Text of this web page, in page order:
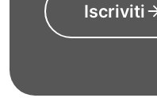
Iscriviti